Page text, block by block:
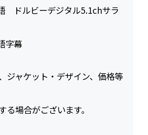
ドルビーデジタル5.1chサラ
字幕
ジャケット・デザイン、価格等
る場合がございます。